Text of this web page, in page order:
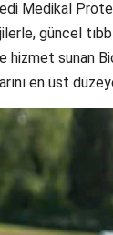
Medikal
güncel
sunan
en üst